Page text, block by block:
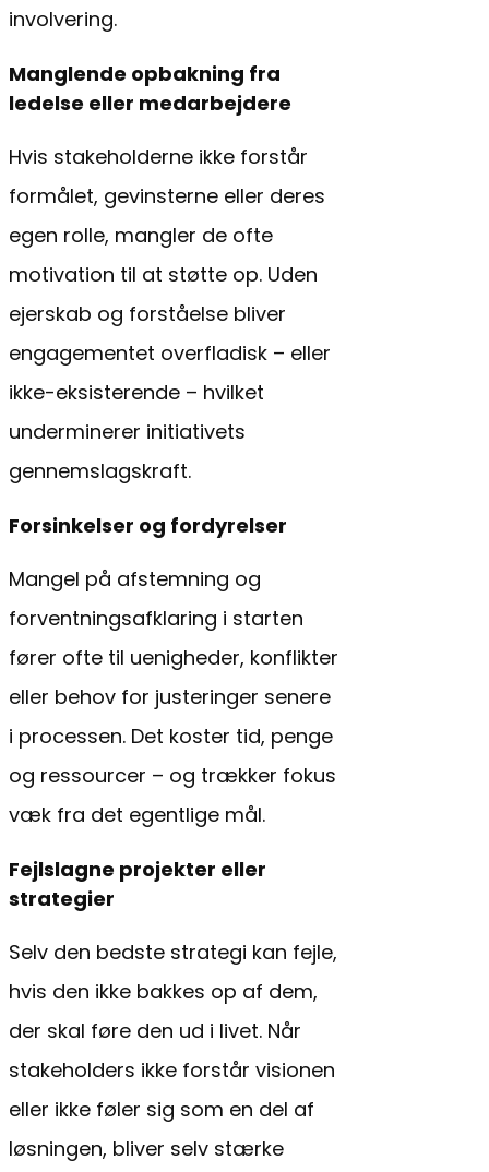
involvering.
Manglende opbakning fra
ledelse eller medarbejdere
Hvis stakeholderne ikke forstår
formålet, gevinsterne eller deres
egen rolle, mangler de ofte
motivation til at støtte op. Uden
ejerskab og forståelse bliver
engagementet overfladisk – eller
ikke-eksisterende – hvilket
underminerer initiativets
gennemslagskraft.
Forsinkelser og fordyrelser
Mangel på afstemning og
forventningsafklaring i starten
fører ofte til uenigheder, konflikter
eller behov for justeringer senere
i processen. Det koster tid, penge
og ressourcer – og trækker fokus
væk fra det egentlige mål.
Fejlslagne projekter eller
strategier
Selv den bedste strategi kan fejle,
hvis den ikke bakkes op af dem,
der skal føre den ud i livet. Når
stakeholders ikke forstår visionen
eller ikke føler sig som en del af
løsningen, bliver selv stærke